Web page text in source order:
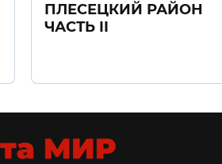
ПЛЕСЕЦКИЙ РАЙОН
ЧАСТЬ II